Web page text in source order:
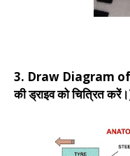
3. Draw Diagram
की ड्राइव को चित्रित